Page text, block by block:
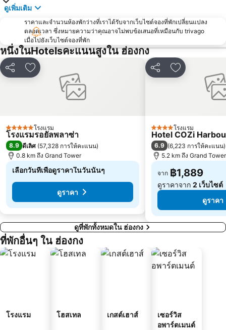
HKU Metro Station
Mong Kok East Metro Station
Kowloon Tong
เทมเพิลสตรีทไนท์มาร์เกต
HKTDC Hong Kong International Medical Devices & Supplies Fair
Lai King Metro Station
ฮ่องกงสเตเดียม
เกาลูนปาร์ค
Air Freight Asia
Sai Ying Pun Metro Station
Shenzhen Railway Station
Luohu District
สตาร์เฟอร์รี่
Kwai Fong Metro Station
Tai Wai Metro Station
Causeway Bay Metro Station
ดูเพิ่มเติม
ราคาและจำนวนห้องพักว่างที่เราได้รับจากเว็บไซต์จองที่พักเปลี่ยนแปลง
ตลอดเวลา ซึ่งหมายความว่าคุณอาจไม่พบข้อเสนอที่เหมือนกับ trivago
เมื่อไปยังเว็บไซต์จองที่พัก
หนึ่งในHotelsคะแนนสูงใน ฮ่องกง
แชร์ เพิ่มในรายการโปรด
5 ดาว โรงแรม
โรงแรมรอยัลพลาซ่า
8.9 ดีเลิศ (57,328 การให้คะแนน)
0.8 km ถึง Grand Tower
เลือกวันที่เพื่อดูราคาในวันนั้นๆ
ดูราคา
แชร์ เพิ่มในรายกา
4 ดาว โรงแรม
Hotel COZi
6.9 (6,223 การให้คะแนน)
5.2 km ถึง Grand Tower
จาก ฿1,889
ดูราคาจาก 2 เว็บไซต์
ดูราคา
ดูที่พักทั้งหมดใน ฮ่องกง
ที่พักอื่นๆ ใน ฮ่องกง
โรงแรม โฮสเทล เกสต์เฮาส์
เซอร์วิส
อพาร์ตเมนต์